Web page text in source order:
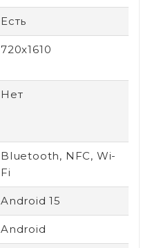
Есть
720x1610
Нет
Bluetooth, NFC, Wi-
Fi
Android 15
Android